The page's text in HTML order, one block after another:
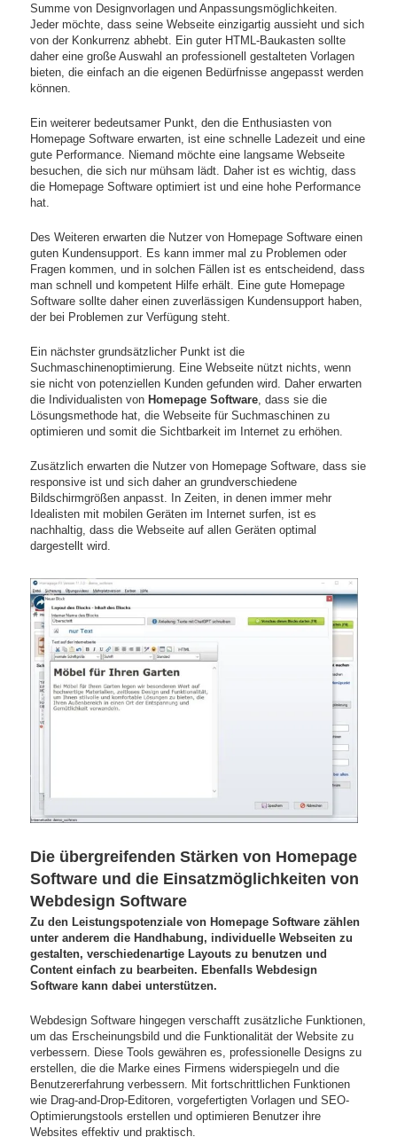
Summe von Designvorlagen und Anpassungsmöglichkeiten.
Jeder möchte, dass seine Webseite einzigartig aussieht und sich
von der Konkurrenz abhebt. Ein guter HTML-Baukasten sollte
daher eine große Auswahl an professionell gestalteten Vorlagen
bieten, die einfach an die eigenen Bedürfnisse angepasst werden
können.
Ein weiterer bedeutsamer Punkt, den die Enthusiasten von
Homepage Software erwarten, ist eine schnelle Ladezeit und eine
gute Performance. Niemand möchte eine langsame Webseite
besuchen, die sich nur mühsam lädt. Daher ist es wichtig, dass
die Homepage Software optimiert ist und eine hohe Performance
hat.
Des Weiteren erwarten die Nutzer von Homepage Software einen
guten Kundensupport. Es kann immer mal zu Problemen oder
Fragen kommen, und in solchen Fällen ist es entscheidend, dass
man schnell und kompetent Hilfe erhält. Eine gute Homepage
Software sollte daher einen zuverlässigen Kundensupport haben,
der bei Problemen zur Verfügung steht.
Ein nächster grundsätzlicher Punkt ist die
Suchmaschinenoptimierung. Eine Webseite nützt nichts, wenn
sie nicht von potenziellen Kunden gefunden wird. Daher erwarten
die Individualisten von Homepage Software, dass sie die
Lösungsmethode hat, die Webseite für Suchmaschinen zu
optimieren und somit die Sichtbarkeit im Internet zu erhöhen.
Zusätzlich erwarten die Nutzer von Homepage Software, dass sie
responsive ist und sich daher an grundverschiedene
Bildschirmgrößen anpasst. In Zeiten, in denen immer mehr
Idealisten mit mobilen Geräten im Internet surfen, ist es
nachhaltig, dass die Webseite auf allen Geräten optimal
dargestellt wird.
Die übergreifenden Stärken von Homepage
Software und die Einsatzmöglichkeiten von
Webdesign Software
Zu den Leistungspotenziale von Homepage Software zählen
unter anderem die Handhabung, individuelle Webseiten zu
gestalten, verschiedenartige Layouts zu benutzen und
Content einfach zu bearbeiten. Ebenfalls Webdesign
Software kann dabei unterstützen.
Webdesign Software hingegen verschafft zusätzliche Funktionen,
um das Erscheinungsbild und die Funktionalität der Website zu
verbessern. Diese Tools gewähren es, professionelle Designs zu
erstellen, die die Marke eines Firmens widerspiegeln und die
Benutzererfahrung verbessern. Mit fortschrittlichen Funktionen
wie Drag-and-Drop-Editoren, vorgefertigten Vorlagen und SEO-
Optimierungstools erstellen und optimieren Benutzer ihre
Websites effektiv und praktisch.